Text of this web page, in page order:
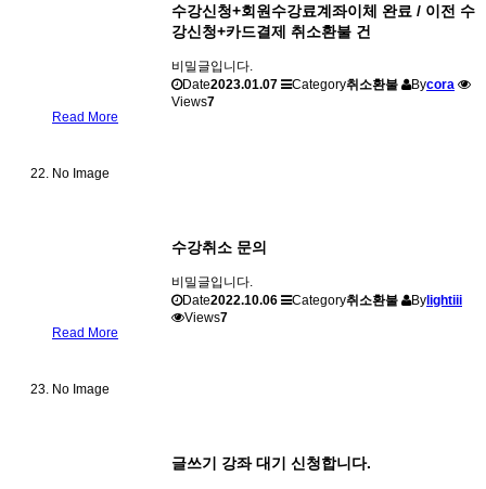
수강신청+회원수강료계좌이체 완료 / 이전 수
강신청+카드결제 취소환불 건
비밀글입니다.
Date2023.01.07 Category취소환불 Bycora
Views7
Read More
No Image
수강취소 문의
비밀글입니다.
Date2022.10.06 Category취소환불 By lightiii
Views7
Read More
No Image
글쓰기 강좌 대기 신청합니다.